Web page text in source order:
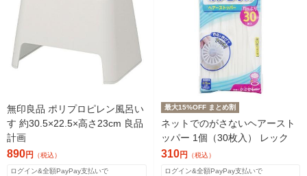
無印良品 ポリプロピレン風呂い
す 約30.5×22.5×高さ23cm 良品
計画
890円 （税込）
ログイン&全額PayPay支払いで
最大15%OFF まとめ割
ネットでのがさないヘアースト
ッパー 1個（30枚入） レック
310円 （税込）
ログイン&全額PayPay支払いで